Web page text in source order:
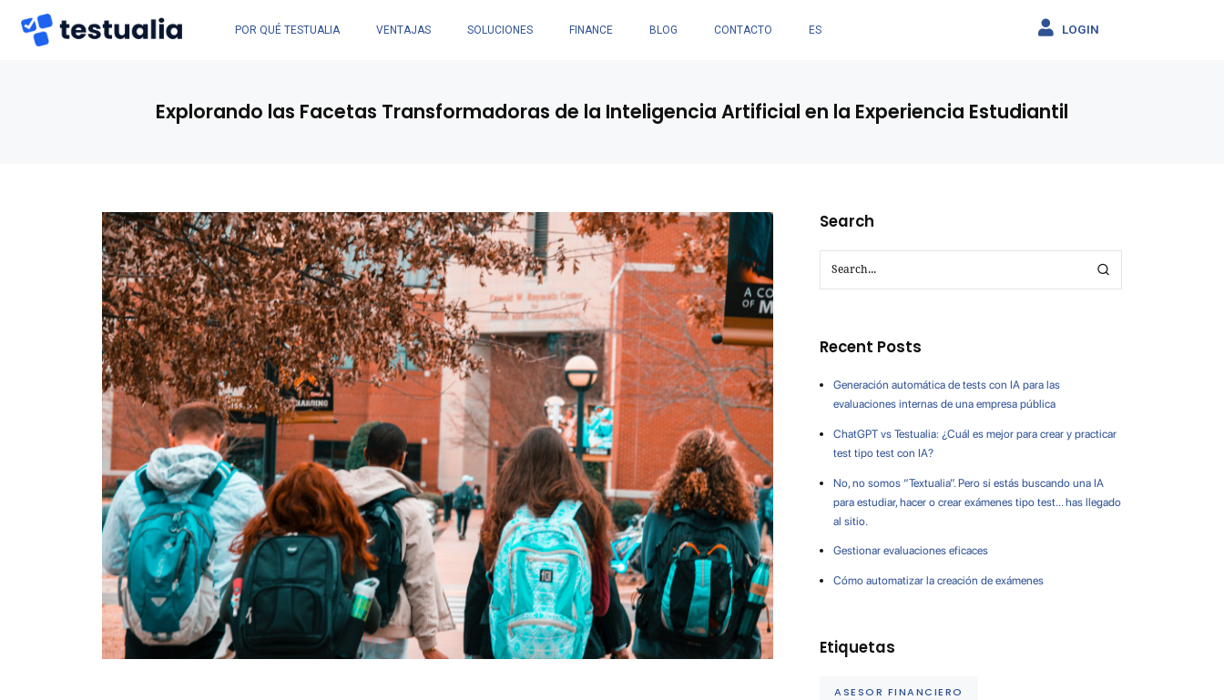
POR QUÉ TESTUALIA VENTAJAS SOLUCIONES FINANCE BLOG CONTACTO ES LOGIN
Explorando las Facetas Transformadoras de la Inteligencia Artificial en la Experiencia Estudiantil
Search
Recent Posts
Generación automática de tests con IA para las
evaluaciones internas de una empresa pública
ChatGPT vs Testualia: ¿Cuál es mejor para crear y practicar
test tipo test con IA?
No, no somos “Textualia”. Pero si estás buscando una IA
para estudiar, hacer o crear exámenes tipo test… has llegado
al sitio.
Gestionar evaluaciones eficaces
Cómo automatizar la creación de exámenes
Etiquetas
ASESOR FINANCIERO